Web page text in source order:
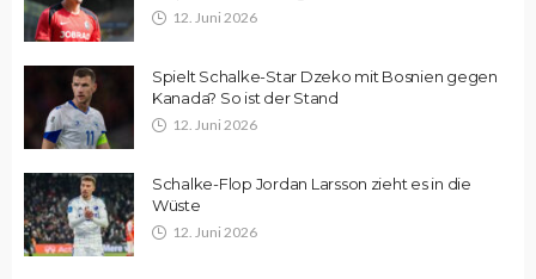
12. Juni 2026
Spielt Schalke-Star Dzeko mit Bosnien gegen
Kanada? So ist der Stand
12. Juni 2026
Schalke-Flop Jordan Larsson zieht es in die
Wüste
12. Juni 2026